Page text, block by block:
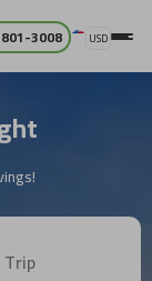
3008 USD